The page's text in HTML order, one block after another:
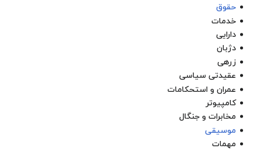
حقوق
خدمات
دارایی
دژبان
زرهی
عقیدتی سیاسی
عمران و استحکامات
کامپیوتر
مخابرات و جنگال
موسیقی
مهمات